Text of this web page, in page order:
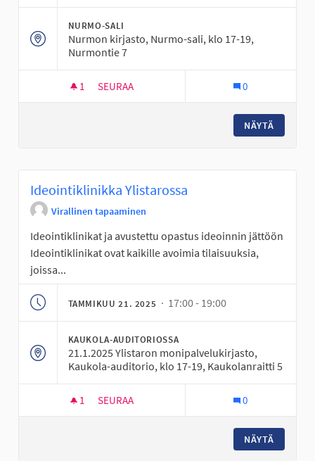
NURMO-SALI
Nurmon kirjasto, Nurmo-sali, klo 17-19,
Nurmontie 7
1 1 SEURAAJA
SEURAA 0
NÄYTÄ
Ideointiklinikka Ylistarossa
Virallinen tapaaminen
Ideointiklinikat ja avustettu opastus ideoinnin jättöön
Ideointiklinikat ovat kaikille avoimia tilaisuuksia,
joissa...
TAMMIKUU 21. 2025 · 17:00 - 19:00
KAUKOLA-AUDITORIOSSA
21.1.2025 Ylistaron monipalvelukirjasto,
Kaukola-auditorio, klo 17-19, Kaukolanraitti 5
1 1 SEURAAJA
SEURAA 0
NÄYTÄ